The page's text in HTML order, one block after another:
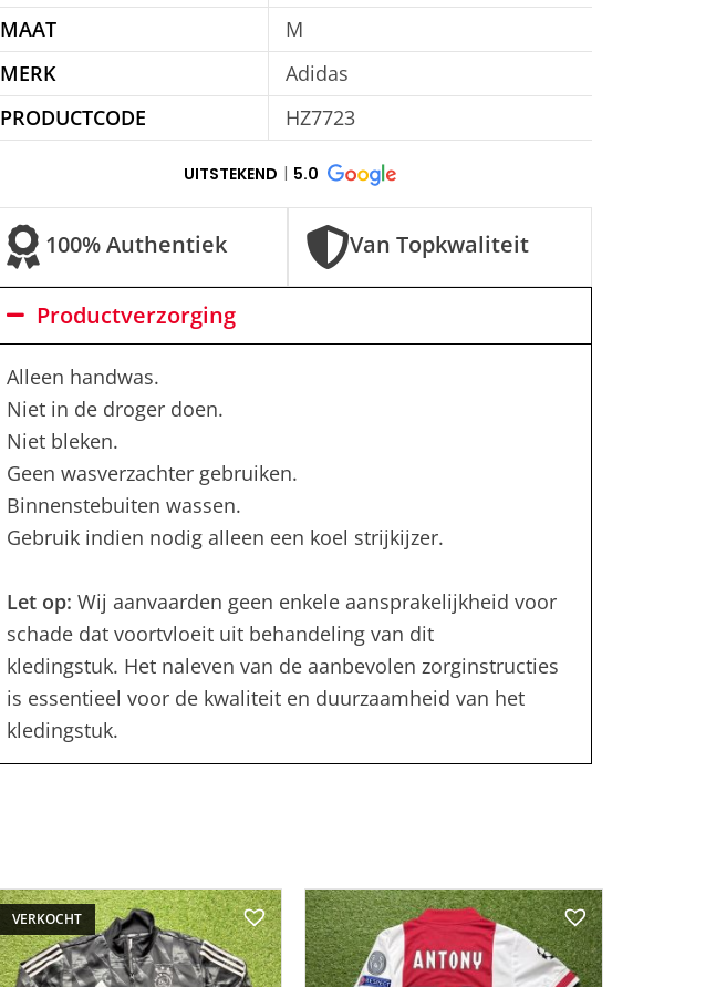
a
t
e
:
MAAT
M
MERK
Adidas
PRODUCTCODE
HZ7723
UITSTEKEND 5.0
100% Authentiek Van Topkwaliteit
Productverzorging
Alleen handwas.
Niet in de droger doen.
Niet bleken.
Geen wasverzachter gebruiken.
Binnenstebuiten wassen.
Gebruik indien nodig alleen een koel strijkijzer.
Let op: Wij aanvaarden geen enkele aansprakelijkheid voor
schade dat voortvloeit uit behandeling van dit
kledingstuk. Het naleven van de aanbevolen zorginstructies
is essentieel voor de kwaliteit en duurzaamheid van het
kledingstuk.
VERKOCHT